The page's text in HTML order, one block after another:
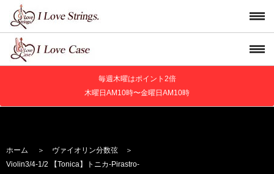
毎週木曜はポイント2倍
木曜日AM10時〜金曜日AM10時
ホーム ＞ ヴァイオリン分数弦 ＞
Violin3/4-1/2 【Tonica】 トニカ-Pirastro-